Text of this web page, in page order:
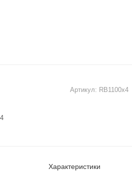
Артикул: RB1100x4
Характеристики